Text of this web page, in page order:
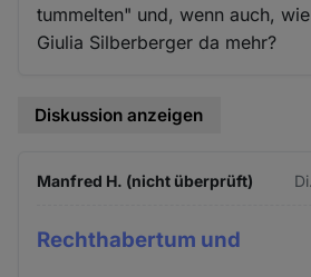
tummelten" und, wenn auch,
Giulia Silberberger da mehr?
Diskussion anzeigen
Manfred H. (nicht überprüft)
Rechthabertum und